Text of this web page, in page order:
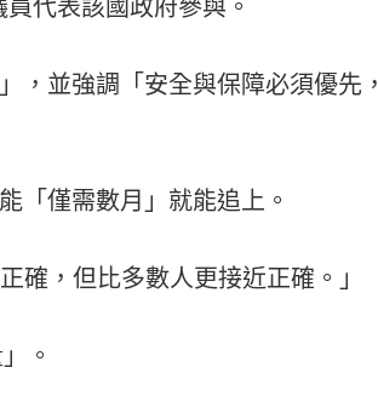
代表該國政府參與。
，並強調「安全與保障必須優先，
「僅需數月」就能追上。
確，但比多數人更接近正確。」
。